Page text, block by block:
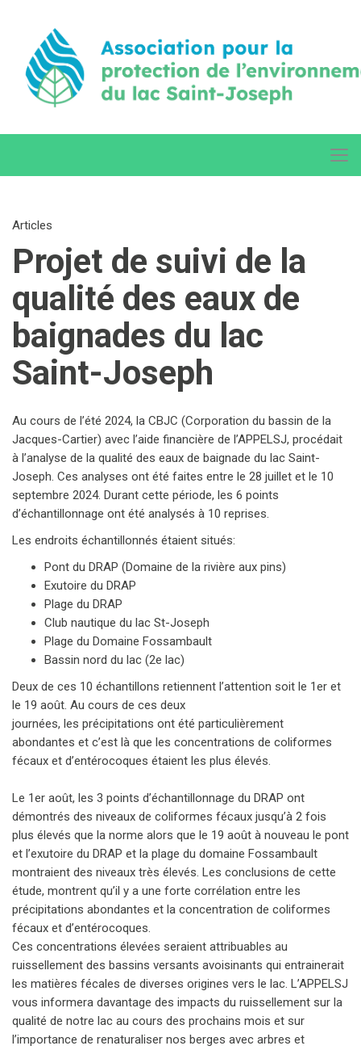
Articles
Projet de suivi de la
qualité des eaux de
baignades du lac
Saint-Joseph
Au cours de l’été 2024, la CBJC (Corporation du bassin de la
Jacques-Cartier) avec l’aide financière de l’APPELSJ, procédait
à l’analyse de la qualité des eaux de baignade du lac Saint-
Joseph. Ces analyses ont été faites entre le 28 juillet et le 10
septembre 2024. Durant cette période, les 6 points
d’échantillonnage ont été analysés à 10 reprises.
Les endroits échantillonnés étaient situés:
Pont du DRAP (Domaine de la rivière aux pins)
Exutoire du DRAP
Plage du DRAP
Club nautique du lac St-Joseph
Plage du Domaine Fossambault
Bassin nord du lac (2e lac)
Deux de ces 10 échantillons retiennent l’attention soit le 1er et
le 19 août. Au cours de ces deux
journées, les précipitations ont été particulièrement
abondantes et c’est là que les concentrations de coliformes
fécaux et d’entérocoques étaient les plus élevés.
Le 1er août, les 3 points d’échantillonnage du DRAP ont
démontrés des niveaux de coliformes fécaux jusqu’à 2 fois
plus élevés que la norme alors que le 19 août à nouveau le pont
et l’exutoire du DRAP et la plage du domaine Fossambault
montraient des niveaux très élevés. Les conclusions de cette
étude, montrent qu’il y a une forte corrélation entre les
précipitations abondantes et la concentration de coliformes
fécaux et d’entérocoques.
Ces concentrations élevées seraient attribuables au
ruissellement des bassins versants avoisinants qui entrainerait
les matières fécales de diverses origines vers le lac. L’APPELSJ
vous informera davantage des impacts du ruissellement sur la
qualité de notre lac au cours des prochains mois et sur
l’importance de renaturaliser nos berges avec arbres et